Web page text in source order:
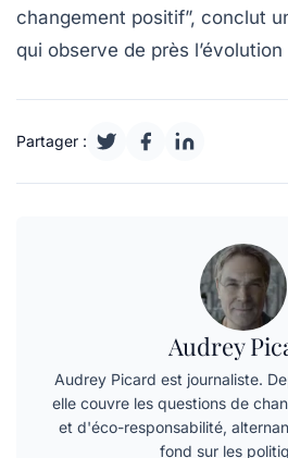
changement positif”, conclut
qui observe de près
Partager :
Audrey
Audrey Picard est journaliste.
elle couvre les questions de
et d'éco-responsabilité,
fond sur les